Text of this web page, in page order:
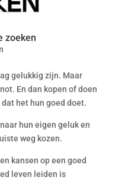
zoeken
gelukkig zijn. Maar
En dan kopen of doen
het hun goed doet.
hun eigen geluk en
weg kozen.
kansen op een goed
leven leiden is